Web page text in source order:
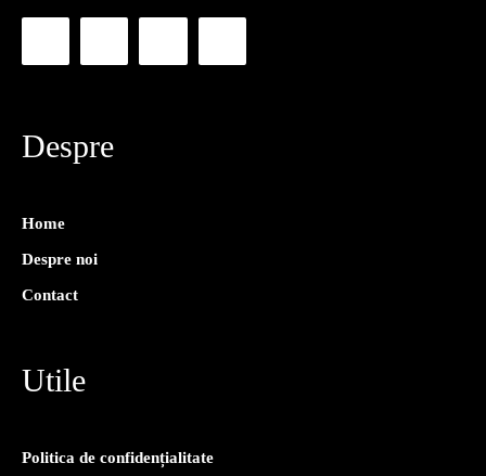
Despre
Home
Despre noi
Contact
Utile
Politica de confidențialitate